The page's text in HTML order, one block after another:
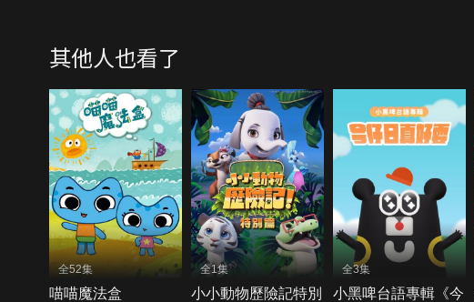
其他人也看了
全52集
喵喵魔法盒
全1集
小小動物歷險記特別
全3集
小黑啤台語專輯《今